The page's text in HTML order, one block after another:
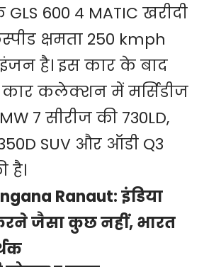
600 4 MATIC खरीदी
क्षमता 250 kmph
है। इस कार के बाद
कलेक्शन में मर्सिडीज
7 सीरीज की 730LD,
SUV और ऑडी Q3
है।
Ranaut: इंडिया
जैसा कुछ नहीं, भारत